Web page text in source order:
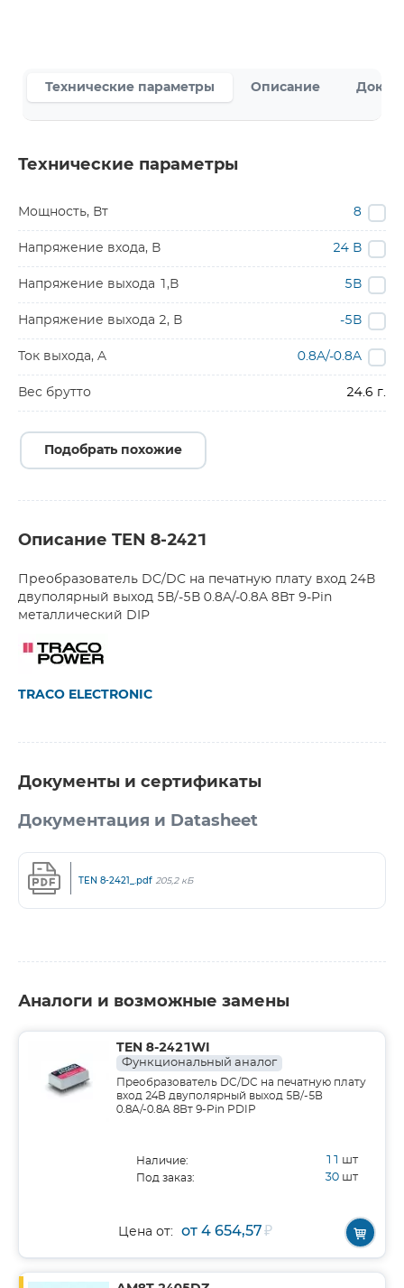
Технические параметры Описание
Технические параметры
Мощность, Вт 8
Напряжение входа, В 24 В
Напряжение выхода 1,В 5В
Напряжение выхода 2, В -5В
Ток выхода, A 0.8A/-0.8A
Вес брутто 24.6 г.
Подобрать похожие
Описание TEN 8-2421
Преобразователь DC/DC на печатную плату вход 24В
двуполярный выход 5В/-5В 0.8A/-0.8A 8Вт 9-Pin
металлический DIP
TRACO ELECTRONIC
Документы и сертификаты
Документация и Datasheet
TEN 8-2421_.pdf 205,2 кБ
Аналоги и возможные замены
TEN 8-2421WI
Функциональный аналог
Преобразователь DC/DC на печатную плату
вход 24В двуполярный выход 5В/-5В
0.8A/-0.8A 8Вт 9-Pin PDIP
Наличие: 11 шт
Под заказ: 30 шт
Цена от: от 4 654,57₽